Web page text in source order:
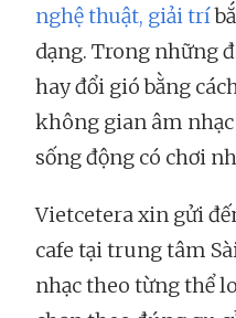
nghệ thuật, giải trí
dạng. Trong những
hay đổi gió bằng
không gian âm nhạc
sống động có chơi
Vietcetera xin gửi
cafe tại trung tâm
nhạc theo từng thể